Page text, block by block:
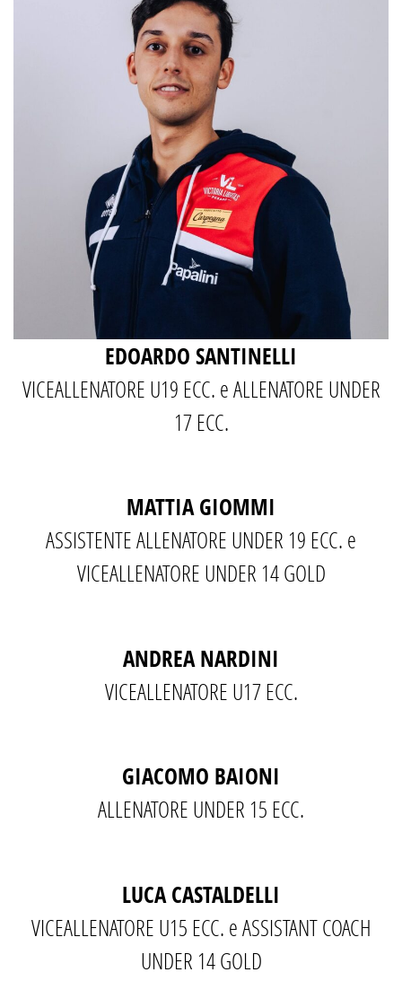
EDOARDO SANTINELLI
VICEALLENATORE U19 ECC. e ALLENATORE UNDER
17 ECC.
MATTIA GIOMMI
ASSISTENTE ALLENATORE UNDER 19 ECC. e
VICEALLENATORE UNDER 14 GOLD
ANDREA NARDINI
VICEALLENATORE U17 ECC.
GIACOMO BAIONI
ALLENATORE UNDER 15 ECC.
LUCA CASTALDELLI
VICEALLENATORE U15 ECC. e ASSISTANT COACH
UNDER 14 GOLD